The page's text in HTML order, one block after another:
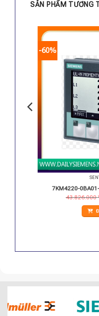
SẢN PHẨM TƯƠNG
-60%
7KM4220-
43.826.000